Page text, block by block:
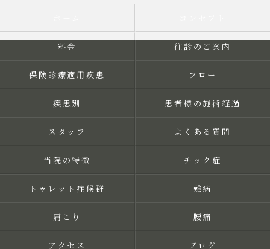
料金 往診のご案内
保険診療適用疾患 フロー
疾患別 患者様の施術経過
スタッフ よくある質問
当院の特徴 チック症
トゥレット症候群 難病
肩こり 腰痛
アクセス ブログ